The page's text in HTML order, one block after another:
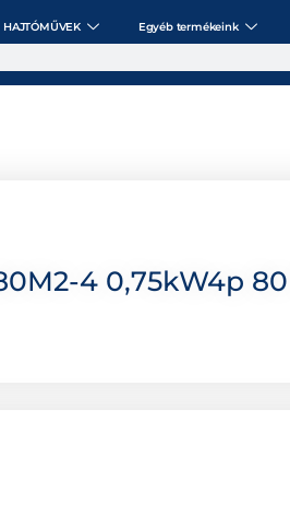
HAJTÓMŰVEK Egyéb termékeink
4 0,75kW4p